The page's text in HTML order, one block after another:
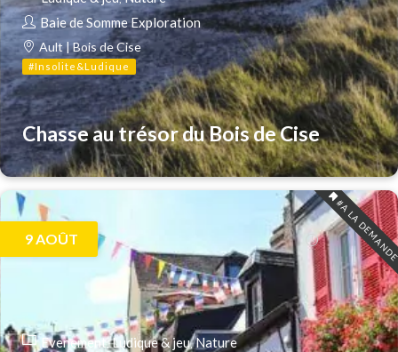
Baie de Somme Exploration
Ault | Bois de Cise
#Insolite&Ludique
Chasse au trésor du Bois de Cise
#A LA
9 AOÛT
Evenement Ludique & jeu Nature